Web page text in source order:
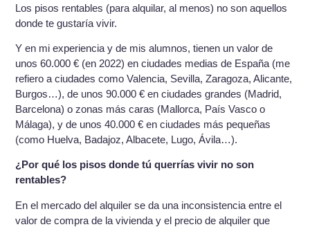
Los pisos rentables (para alquilar, al menos) no son aquellos
donde te gustaría vivir.
Y en mi experiencia y de mis alumnos, tienen un valor de
unos 60.000 € (en 2022) en ciudades medias de España (me
refiero a ciudades como Valencia, Sevilla, Zaragoza, Alicante,
Burgos…), de unos 90.000 € en ciudades grandes (Madrid,
Barcelona) o zonas más caras (Mallorca, País Vasco o
Málaga), y de unos 40.000 € en ciudades más pequeñas
(como Huelva, Badajoz, Albacete, Lugo, Ávila…).
¿Por qué los pisos donde tú querrías vivir no son
rentables?
En el mercado del alquiler se da una inconsistencia entre el
valor de compra de la vivienda y el precio de alquiler que